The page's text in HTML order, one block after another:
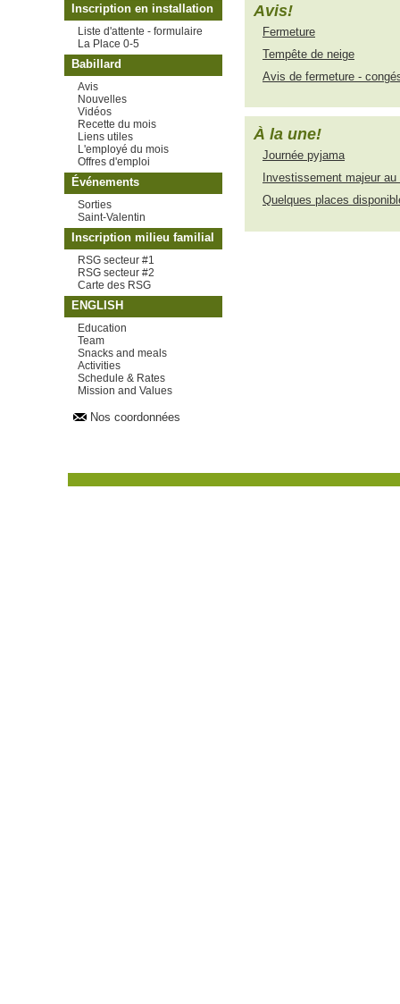
Inscription en installation
Liste d'attente - formulaire
La Place 0-5
Babillard
Avis
Nouvelles
Vidéos
Recette du mois
Liens utiles
L'employé du mois
Offres d'emploi
Événements
Sorties
Saint-Valentin
Inscription milieu familial
RSG secteur #1
RSG secteur #2
Carte des RSG
ENGLISH
Education
Team
Snacks and meals
Activities
Schedule & Rates
Mission and Values
Nos coordonnées
Avis!
Fermeture
Tempête de neige
Avis de fermeture -
À la une!
Journée pyjama
Investissement majeur
Quelques places